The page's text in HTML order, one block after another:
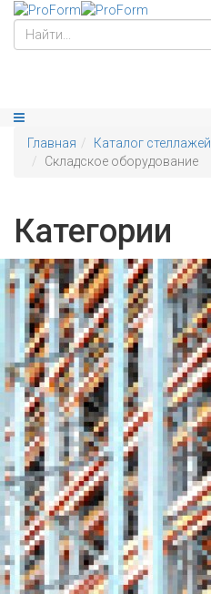
Главная
Каталог стеллажей
Складское оборудование
Категории